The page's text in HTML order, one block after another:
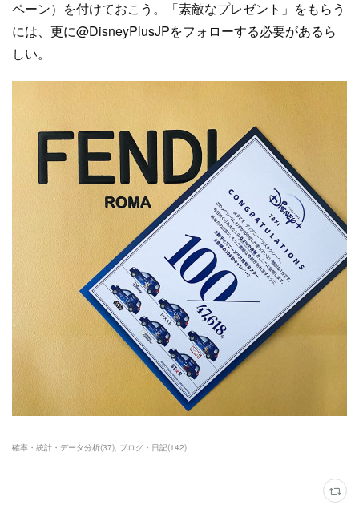
ペーン）を付けておこう。「素敵なプレゼント」をもらう
には、更に@DisneyPlusJPをフォローする必要があるら
しい。
確率・統計・データ分析(37) ブログ・日記(142)